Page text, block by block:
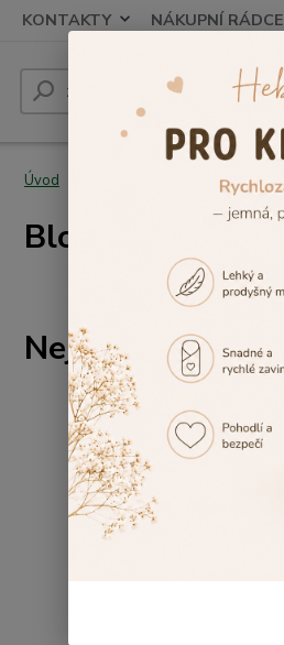
KONTAKTY NÁKUPNÍ RÁDCE
Úvod
Blog
Nejnovější články